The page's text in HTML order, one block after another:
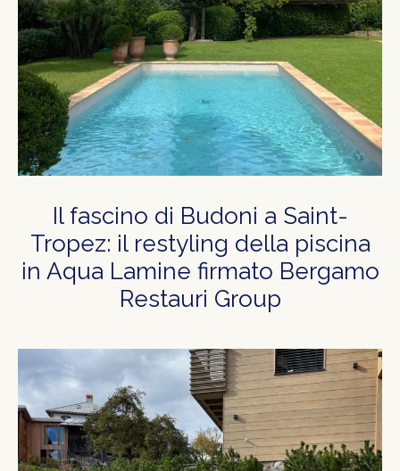
Il fascino di Budoni a Saint-
Tropez: il restyling della piscina
in Aqua Lamine firmato Bergamo
Restauri Group